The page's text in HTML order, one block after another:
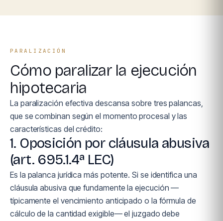
PARALIZACIÓN
Cómo paralizar la ejecución
hipotecaria
La paralización efectiva descansa sobre tres palancas,
que se combinan según el momento procesal y las
características del crédito:
1. Oposición por cláusula abusiva
(art. 695.1.4ª LEC)
Es la palanca jurídica más potente. Si se identifica una
cláusula abusiva que fundamente la ejecución —
típicamente el vencimiento anticipado o la fórmula de
cálculo de la cantidad exigible— el juzgado debe